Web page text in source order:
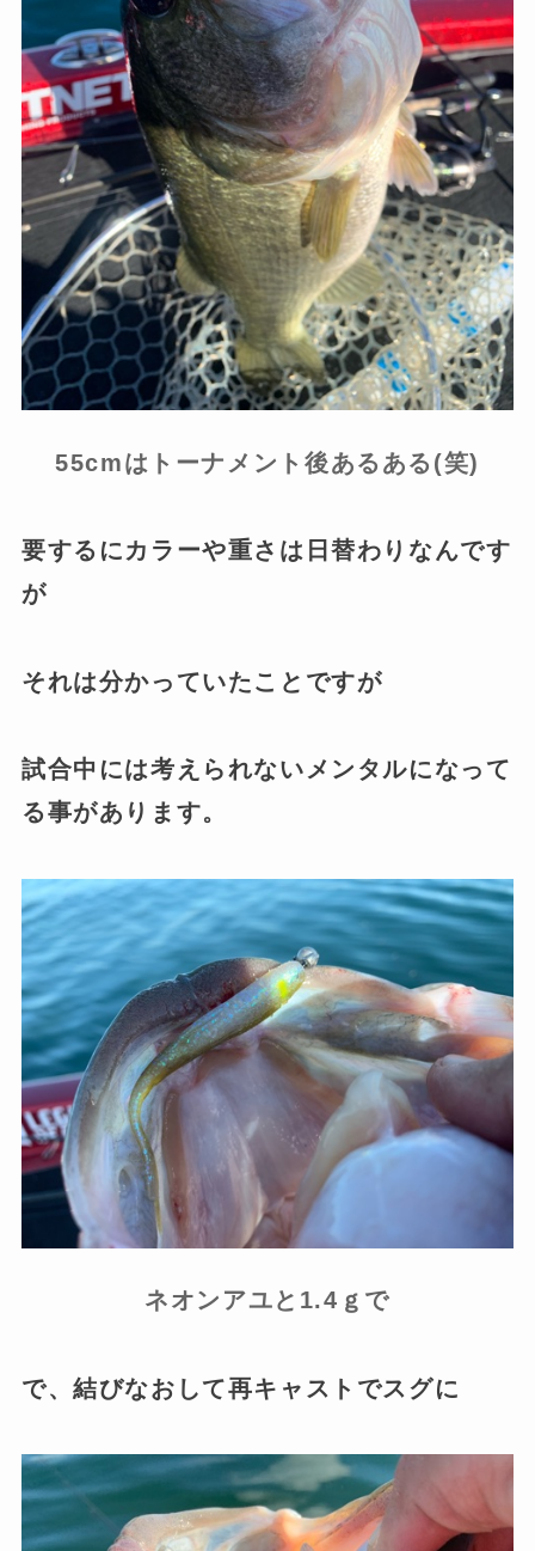
55cmはトーナメント後あるある(笑)
要するにカラーや重さは日替わりなんです
が
それは分かっていたことですが
試合中には考えられないメンタルになって
る事があります。
ネオンアユと1.4ｇで
で、結びなおして再キャストでスグに